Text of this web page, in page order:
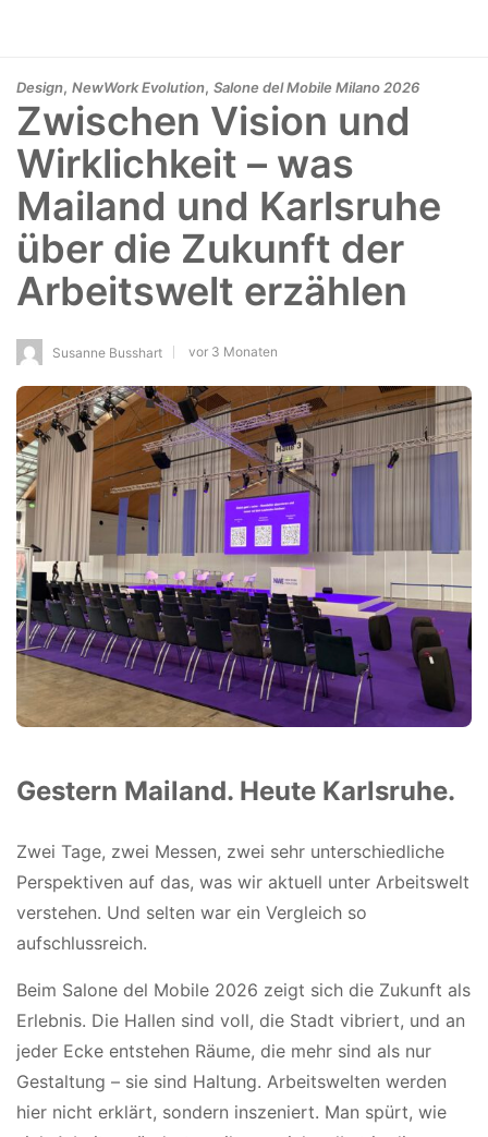
Design, NewWork Evolution, Salone del Mobile Milano 2026
Zwischen Vision und
Wirklichkeit – was
Mailand und Karlsruhe
über die Zukunft der
Arbeitswelt erzählen
Susanne Busshart vor 3 Monaten
Gestern Mailand. Heute Karlsruhe.
Zwei Tage, zwei Messen, zwei sehr unterschiedliche
Perspektiven auf das, was wir aktuell unter Arbeitswelt
verstehen. Und selten war ein Vergleich so
aufschlussreich.
Beim Salone del Mobile 2026 zeigt sich die Zukunft als
Erlebnis. Die Hallen sind voll, die Stadt vibriert, und an
jeder Ecke entstehen Räume, die mehr sind als nur
Gestaltung – sie sind Haltung. Arbeitswelten werden
hier nicht erklärt, sondern inszeniert. Man spürt, wie